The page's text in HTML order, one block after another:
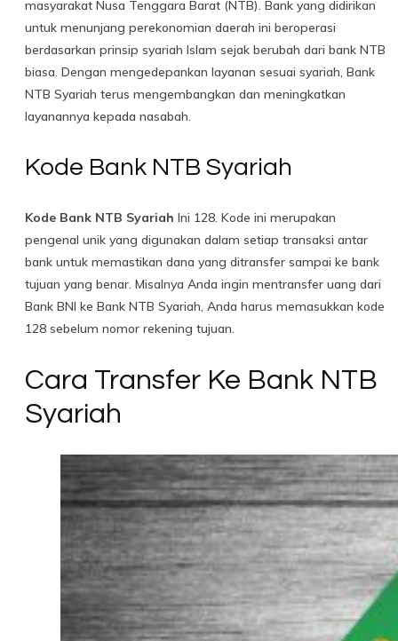
masyarakat Nusa Tenggara Barat (NTB). Bank yang didirikan
untuk menunjang perekonomian daerah ini beroperasi
berdasarkan prinsip syariah Islam sejak berubah dari bank NTB
biasa. Dengan mengedepankan layanan sesuai syariah, Bank
NTB Syariah terus mengembangkan dan meningkatkan
layanannya kepada nasabah.
Kode Bank NTB Syariah
Kode Bank NTB Syariah Ini 128. Kode ini merupakan
pengenal unik yang digunakan dalam setiap transaksi antar
bank untuk memastikan dana yang ditransfer sampai ke bank
tujuan yang benar. Misalnya Anda ingin mentransfer uang dari
Bank BNI ke Bank NTB Syariah, Anda harus memasukkan kode
128 sebelum nomor rekening tujuan.
Cara Transfer Ke Bank NTB
Syariah